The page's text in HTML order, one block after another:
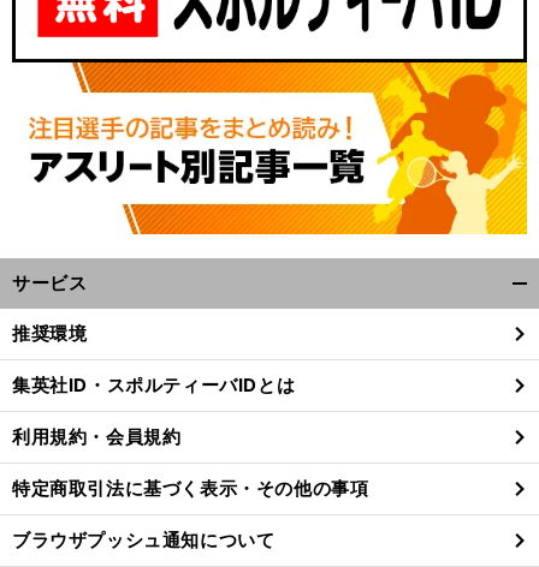
サービス
閉
る
推奨環境
集英社ID・スポルティーバIDとは
利用規約・会員規約
特定商取引法に基づく表示・その他の事項
ブラウザプッシュ通知について